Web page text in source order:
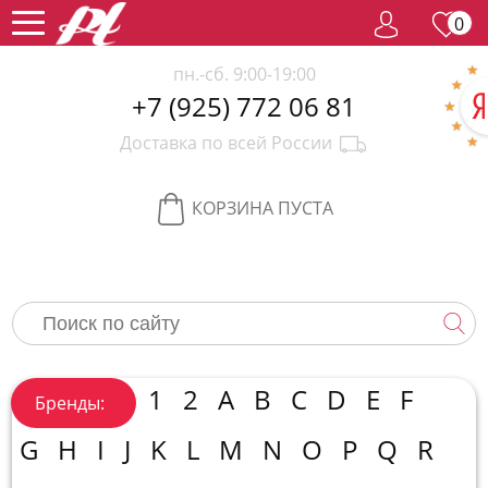
0
пн.-сб. 9:00-19:00
+7 (925) 772 06 81
Доставка по всей России
КОРЗИНА ПУСТА
Бренды: 1 2 A B C D E
F
G
H I J K L M N O P Q
R
Женский
парфюм
Мужской
парфюм
Селективный
косметика
Новинки
Хиты
продаж
Спецпредложение